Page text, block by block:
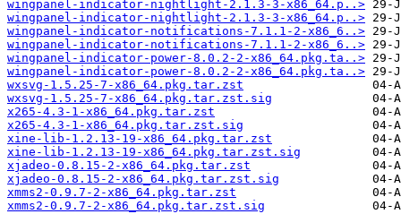
wingpanel-indicator-nightlight-2.1.3-3-x86_64.p..>
wingpanel-indicator-nightlight-2.1.3-3-x86_64.p..>
wingpanel-indicator-notifications-7.1.1-2-x86_6..>
wingpanel-indicator-notifications-7.1.1-2-x86_6..>
wingpanel-indicator-power-8.0.2-2-x86_64.pkg.ta..>
wingpanel-indicator-power-8.0.2-2-x86_64.pkg.ta..>
wxsvg-1.5.25-7-x86_64.pkg.tar.zst
wxsvg-1.5.25-7-x86_64.pkg.tar.zst.sig
x265-4.3-1-x86_64.pkg.tar.zst
x265-4.3-1-x86_64.pkg.tar.zst.sig
xine-lib-1.2.13-19-x86_64.pkg.tar.zst
xine-lib-1.2.13-19-x86_64.pkg.tar.zst.sig
xjadeo-0.8.15-2-x86_64.pkg.tar.zst
xjadeo-0.8.15-2-x86_64.pkg.tar.zst.sig
xmms2-0.9.7-2-x86_64.pkg.tar.zst
xmms2-0.9.7-2-x86_64.pkg.tar.zst.sig